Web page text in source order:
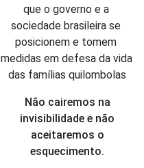
que o governo e a
sociedade brasileira se
posicionem e tomem
medidas em defesa da vida
das famílias quilombolas
Não cairemos na
invisibilidade e não
aceitaremos o
esquecimento.